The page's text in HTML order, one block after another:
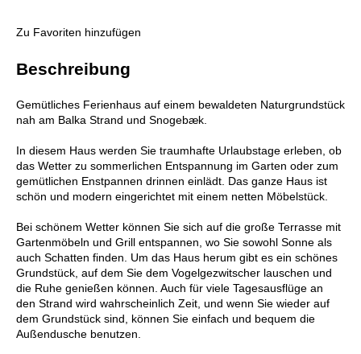
Zu Favoriten hinzufügen
Beschreibung
Gemütliches Ferienhaus auf einem bewaldeten Naturgrundstück
nah am Balka Strand und Snogebæk.
In diesem Haus werden Sie traumhafte Urlaubstage erleben, ob
das Wetter zu sommerlichen Entspannung im Garten oder zum
gemütlichen Enstpannen drinnen einlädt. Das ganze Haus ist
schön und modern eingerichtet mit einem netten Möbelstück.
Bei schönem Wetter können Sie sich auf die große Terrasse mit
Gartenmöbeln und Grill entspannen, wo Sie sowohl Sonne als
auch Schatten finden. Um das Haus herum gibt es ein schönes
Grundstück, auf dem Sie dem Vogelgezwitscher lauschen und
die Ruhe genießen können. Auch für viele Tagesausflüge an
den Strand wird wahrscheinlich Zeit, und wenn Sie wieder auf
dem Grundstück sind, können Sie einfach und bequem die
Außendusche benutzen.